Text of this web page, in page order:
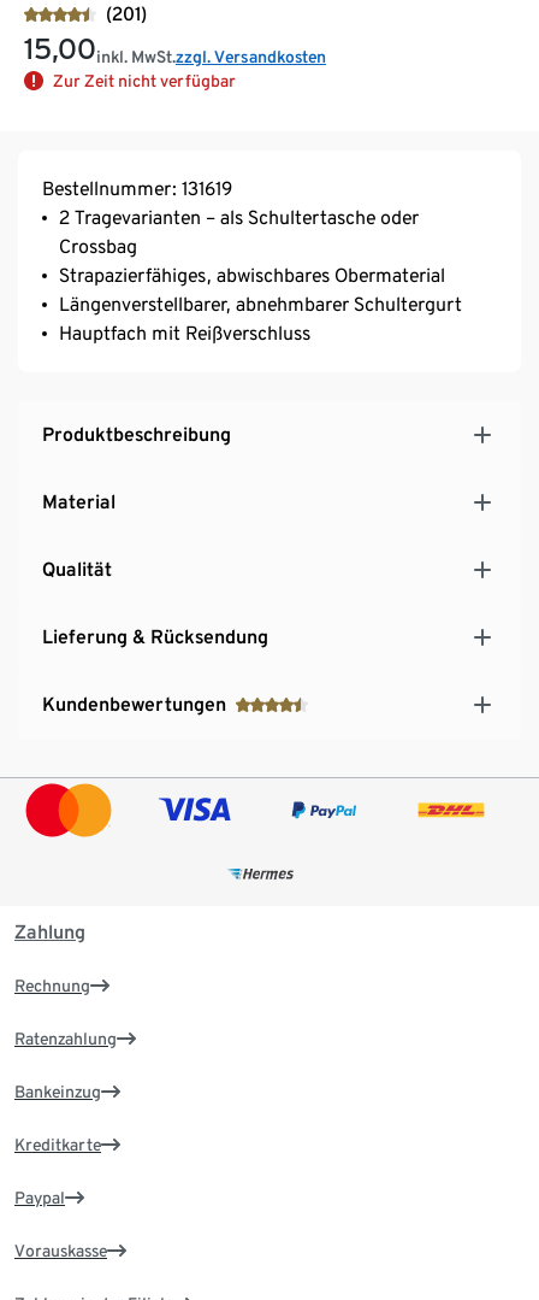
(201)
15,00inkl. MwSt.zzgl. Versandkosten
Zur Zeit nicht verfügbar
Bestellnummer: 131619
2 Tragevarianten – als Schultertasche oder
Crossbag
Strapazierfähiges, abwischbares Obermaterial
Längenverstellbarer, abnehmbarer Schultergurt
Hauptfach mit Reißverschluss
Produktbeschreibung
Material
Qualität
Lieferung & Rücksendung
Kundenbewertungen
Zahlung
Rechnung
Ratenzahlung
Bankeinzug
Kreditkarte
Paypal
Vorauskasse